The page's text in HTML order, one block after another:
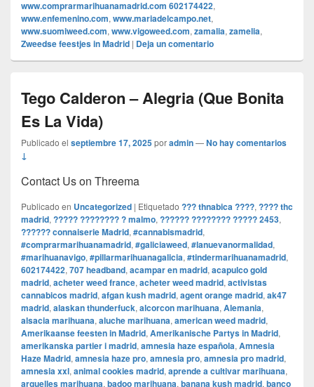
www.comprarmarihuanamadrid.com 602174422,
www.enfemenino.com, www.mariadelcampo.net,
www.suomiweed.com, www.vigoweed.com, zamalia, zamelia,
Zweedse feestjes in Madrid | Deja un comentario
Tego Calderon – Alegria (Que Bonita
Es La Vida)
Publicado el septiembre 17, 2025poradmin—No hay comentarios
↓
Contact Us on Threema
Publicado en Uncategorized | Etiquetado ??? thnabica ????, ???? thc
madrid, ????? ???????? ? malmo, ?????? ???????? ????? 2453,
?????? connaiserie Madrid, #cannabismadrid,
#comprarmarihuanamadrid, #galiciaweed, #lanuevanormalidad,
#marihuanavigo, #pillarmarihuanagalicia, #tindermarihuanamadrid,
602174422, 707 headband, acampar en madrid, acapulco gold
madrid, acheter weed france, acheter weed madrid, activistas
cannabicos madrid, afgan kush madrid, agent orange madrid, ak47
madrid, alaskan thunderfuck, alcorcon marihuana, Alemania,
alsacia marihuana, aluche marihuana, american weed madrid,
Amerikaanse feesten in Madrid, Amerikanische Partys in Madrid,
amerikanska partier i madrid, amnesia haze española, Amnesia
Haze Madrid, amnesia haze pro, amnesia pro, amnesia pro madrid,
amnesia xxl, animal cookies madrid, aprende a cultivar marihuana,
arguelles marihuana, badoo marihuana, banana kush madrid, banco